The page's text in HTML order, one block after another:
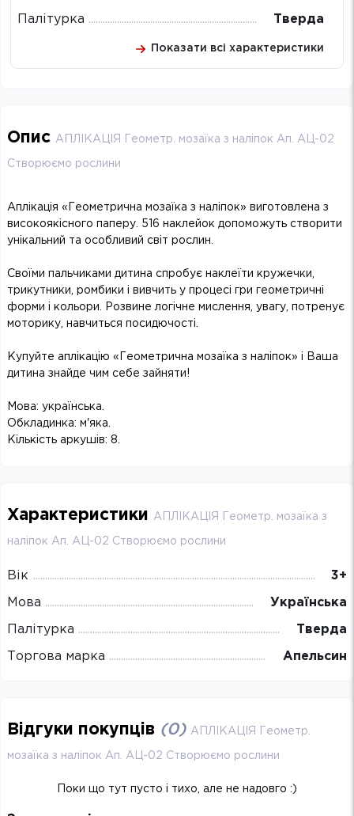
Палітурка Тверда
Показати всі характеристики
Опис АПЛІКАЦІЯ Геометр. мозаїка з наліпок Ап. АЦ-02
Створюємо рослини
Аплікація «Геометрична мозаїка з наліпок» виготовлена з
високоякісного паперу. 516 наклейок допоможуть створити
унікальний та особливий світ рослин.
Своїми пальчиками дитина спробує наклеїти кружечки,
трикутники, ромбики і вивчить у процесі гри геометричні
форми і кольори. Розвине логічне мислення, увагу, потренує
моторику, навчиться посидючості.
Купуйте аплікацію «Геометрична мозаїка з наліпок» і Ваша
дитина знайде чим себе зайняти!
Мова: українська.
Обкладинка: м'яка.
Кількість аркушів: 8.
Характеристики АПЛІКАЦІЯ Геометр. мозаїка з
наліпок Ап. АЦ-02 Створюємо рослини
Вік 3+
Мова Українська
Палітурка Тверда
Торгова марка Апельсин
Відгуки покупців (0) АПЛІКАЦІЯ Геометр.
мозаїка з наліпок Ап. АЦ-02 Створюємо рослини
Поки що тут пусто і тихо, але не надовго :)